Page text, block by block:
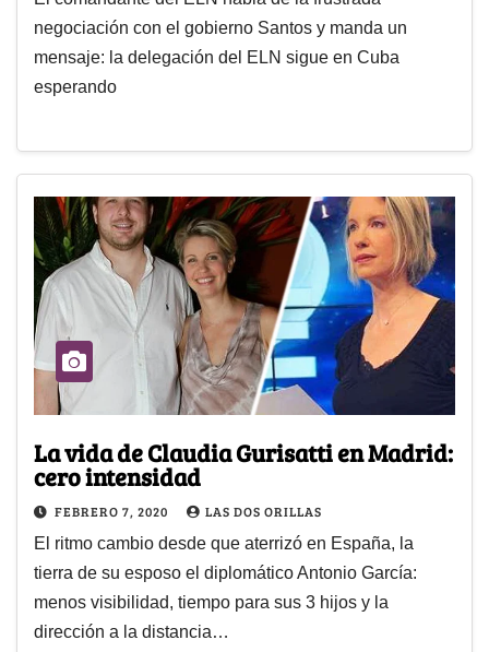
negociación con el gobierno Santos y manda un
mensaje: la delegación del ELN sigue en Cuba
esperando
La vida de Claudia Gurisatti en Madrid:
cero intensidad
FEBRERO 7, 2020 LAS DOS ORILLAS
El ritmo cambio desde que aterrizó en España, la
tierra de su esposo el diplomático Antonio García:
menos visibilidad, tiempo para sus 3 hijos y la
dirección a la distancia…